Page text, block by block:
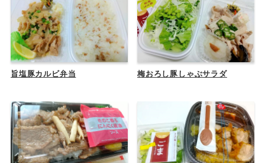
旨塩豚カルビ弁当 梅おろし豚しゃぶサラダ